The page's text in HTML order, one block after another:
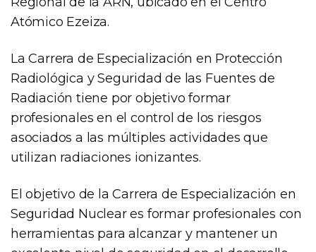
Atómico Ezeiza.
La Carrera de Especialización en Protección
Radiológica y Seguridad de las Fuentes de
Radiación tiene por objetivo formar
profesionales en el control de los riesgos
asociados a las múltiples actividades que
utilizan radiaciones ionizantes.
El objetivo de la Carrera de Especialización en
Seguridad Nuclear es formar profesionales con
herramientas para alcanzar y mantener un